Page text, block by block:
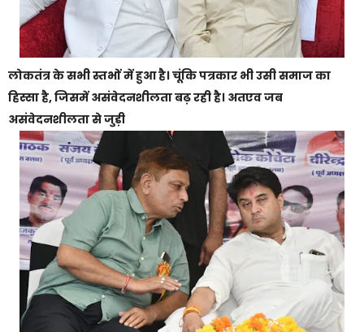
लोकतंत्र के सभी स्तभों में हुआ है। चूंकि पत्रकार भी उसी समाज का
हिस्सा है, जिसमें असंवेदनशीलता बढ़ रही है। अतएव जब
असंवेदनशीलता से जुड़ी